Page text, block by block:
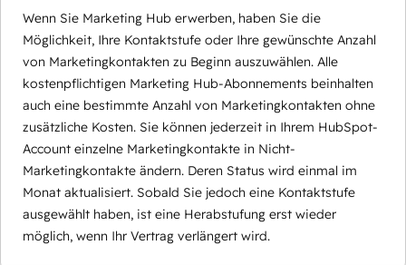
Wenn Sie Marketing Hub erwerben, haben Sie die
Möglichkeit, Ihre Kontaktstufe oder Ihre gewünschte Anzahl
von Marketingkontakten zu Beginn auszuwählen. Alle
kostenpflichtigen Marketing Hub-Abonnements beinhalten
auch eine bestimmte Anzahl von Marketingkontakten ohne
zusätzliche Kosten. Sie können jederzeit in Ihrem HubSpot-
Account einzelne Marketingkontakte in Nicht-
Marketingkontakte ändern. Deren Status wird einmal im
Monat aktualisiert. Sobald Sie jedoch eine Kontaktstufe
ausgewählt haben, ist eine Herabstufung erst wieder
möglich, wenn Ihr Vertrag verlängert wird.